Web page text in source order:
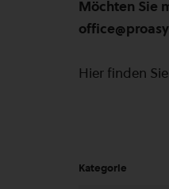
Möchten Sie
Hier finden
Kategorie